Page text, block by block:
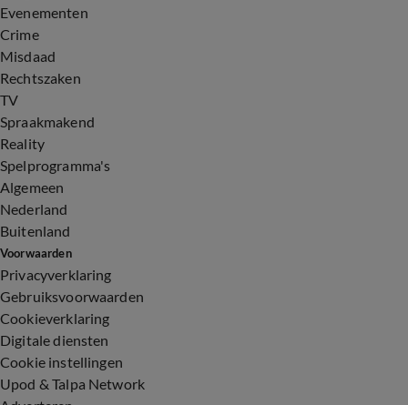
Evenementen
Crime
Misdaad
Rechtszaken
TV
Spraakmakend
Reality
Spelprogramma's
Algemeen
Nederland
Buitenland
Voorwaarden
Privacyverklaring
Gebruiksvoorwaarden
Cookieverklaring
Digitale diensten
Cookie instellingen
Upod & Talpa Network